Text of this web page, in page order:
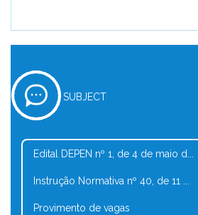
SUBJECT
Edital DEPEN nº 1, de 4 de maio d...
Instrução Normativa nº 40, de 11 ...
Provimento de vagas